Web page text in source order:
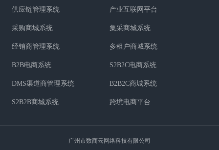
供应链管理系统 产业互联网平台
采购商城系统 集采商城系统
经销商管理系统 多租户商城系统
B2B电商系统 S2B2C电商系统
DMS渠道商管理系统 B2B2C商城系统
S2B2B商城系统 跨境电商平台
广州市数商云网络科技有限公司